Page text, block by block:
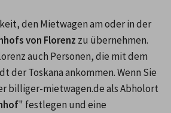
den Mietwagen am oder in der
von Florenz zu übernehmen.
auch Personen, die mit dem
der Toskana ankommen. Wenn Sie
billiger-mietwagen.de als Abholort
" festlegen und eine